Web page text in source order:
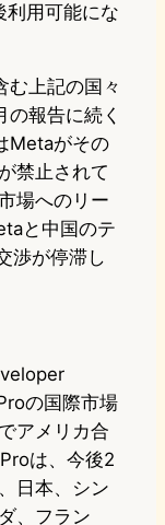
利用可能にな
む上記の国々
報告に続く
Metaがその
禁止されて
場へのリー
と中国のテ
渉が停滞し
の国際市場
アメリカ合
は、今後2
日本、シン
、フラン